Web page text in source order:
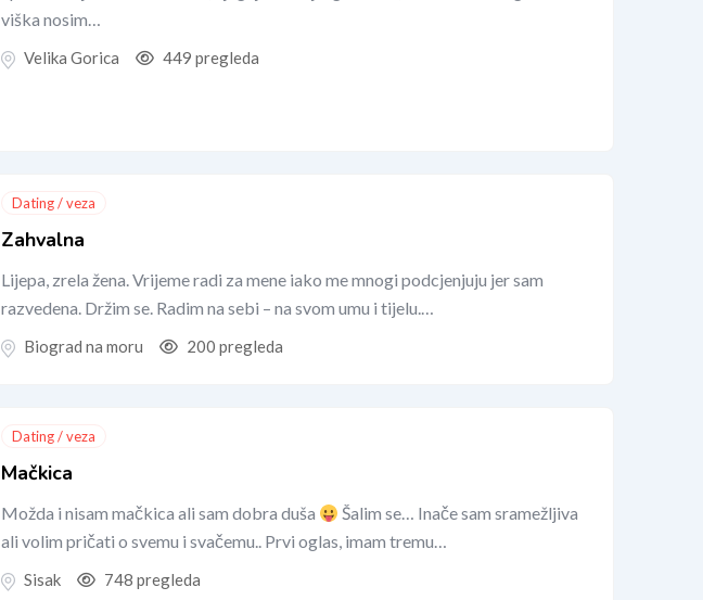
viška nosim…
Velika Gorica 449 pregleda
Dating / veza
Zahvalna
Lijepa, zrela žena. Vrijeme radi za mene iako me mnogi podcjenjuju jer sam
razvedena. Držim se. Radim na sebi – na svom umu i tijelu.…
Biograd na moru 200 pregleda
Dating / veza
Mačkica
Možda i nisam mačkica ali sam dobra duša
Šalim se… Inače sam sramežljiva
ali volim pričati o svemu i svačemu.. Prvi oglas, imam tremu…
Sisak 748 pregleda